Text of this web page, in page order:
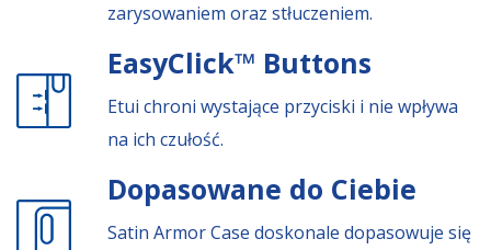
zarysowaniem oraz stłuczeniem.
EasyClick™ Buttons
Etui chroni wystające przyciski i nie wpływa
na ich czułość.
Dopasowane do Ciebie
Satin Armor Case doskonale dopasowuje się